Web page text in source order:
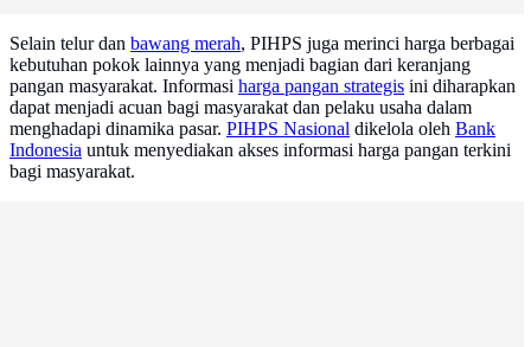
Selain telur dan bawang merah, PIHPS juga merinci harga berbagai
kebutuhan pokok lainnya yang menjadi bagian dari keranjang
pangan masyarakat. Informasi harga pangan strategis ini diharapkan
dapat menjadi acuan bagi masyarakat dan pelaku usaha dalam
menghadapi dinamika pasar. PIHPS Nasional dikelola oleh Bank
Indonesia untuk menyediakan akses informasi harga pangan terkini
bagi masyarakat.